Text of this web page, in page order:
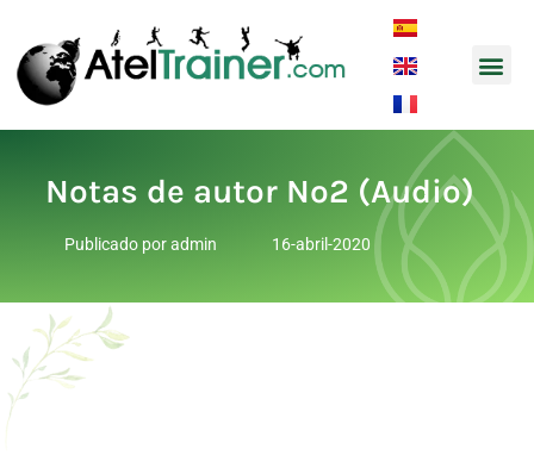
Notas de autor Nº2 (Audio)
Publicado poradmin 16-abril-2020